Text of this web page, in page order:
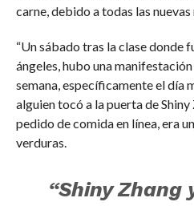
carne, debido a todas las
“Un sábado tras la clase donde
ángeles, hubo una
semana, específicamente el día
alguien tocó a la puerta de
pedido de comida en línea, era
verduras.
“Shiny Zhang